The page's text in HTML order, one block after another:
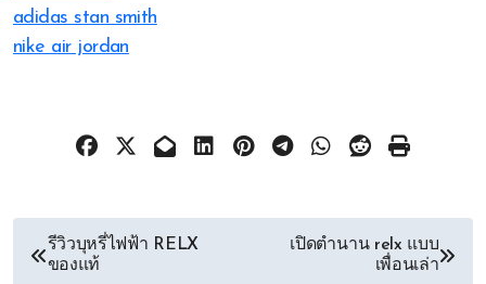
adidas stan smith
nike air jordan
文รีวิวบุหรี่ไฟฟ้า RELX
ของแท้
เปิดตำนาน relx แบบ
เพื่อนเล่า